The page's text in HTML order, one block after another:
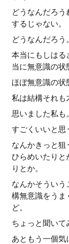
どうなんだろう
するじゃない。
どうなんだろう。
本当にもしはる
当に無意識の状
ほぼ無意識の状
私は結構それも
思いました私も。
すごくいいと思
なんかきっと
ひらめいたりと
りとか。
なんかそうい
構無意識をうま
ど。
ちょっと聞いて
あともう一個